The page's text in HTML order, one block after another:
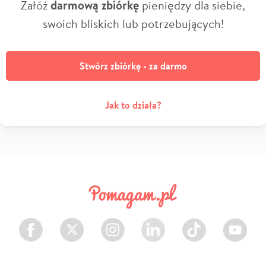
Załóżdarmową zbiórkę pieniędzy dla siebie,
swoich bliskich lub potrzebujących!
Stwórz zbiórkę - za darmo
Jak to działa?
Facebook Twitter Instagram LinkedIn TikTok Youtube